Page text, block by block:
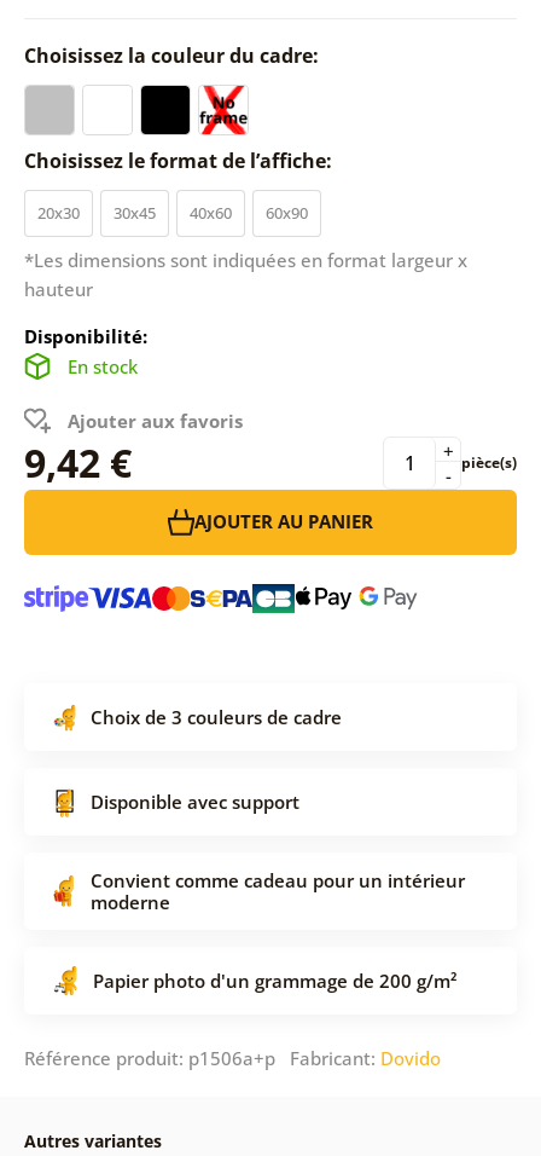
Choisissez la couleur du cadre:
Choisissez le format de l’affiche:
20x30 30x45 40x60 60x90
*Les dimensions sont indiquées en format largeur x
hauteur
Disponibilité:
En stock
Ajouter aux favoris
9,42 € -
+ pièce(s)
AJOUTER AU PANIER
Choix de 3 couleurs de cadre
Disponible avec support
Convient comme cadeau pour un intérieur
moderne
Papier photo d'un grammage de 200 g/m²
Référence produit: p1506a+p Fabricant: Dovido
Autres variantes